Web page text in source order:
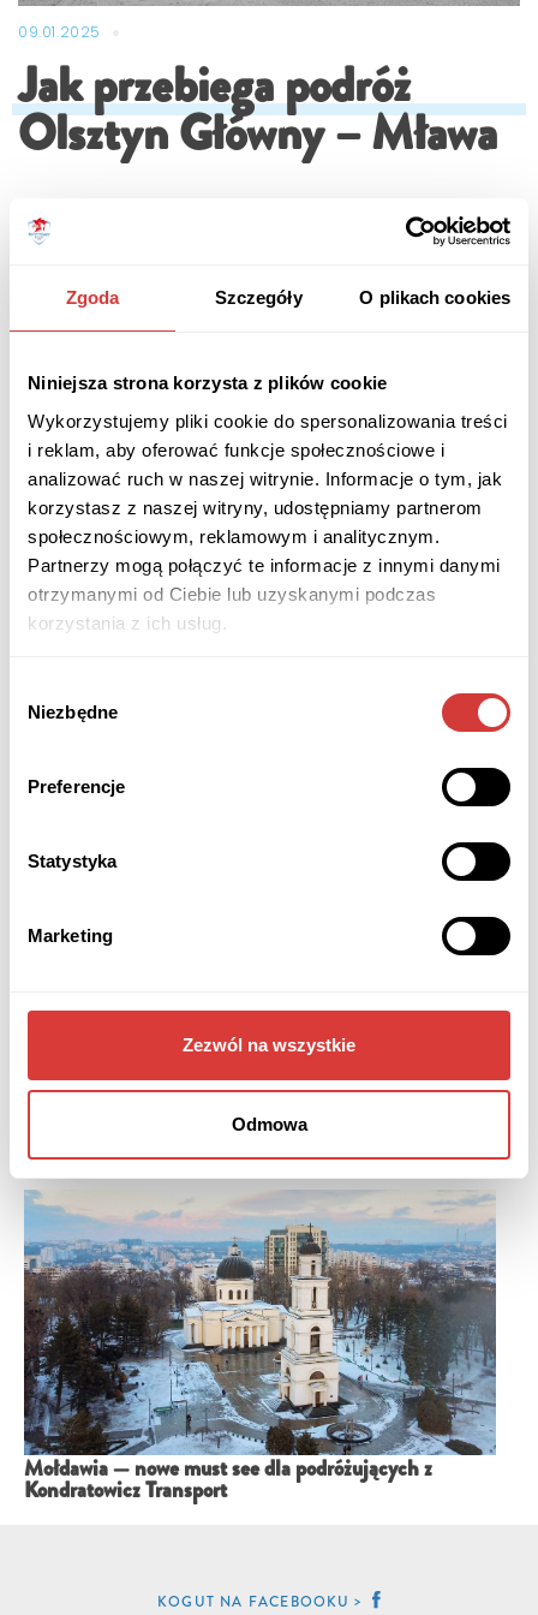
Zgoda Szczegóły O plikach cookies
Niniejsza strona korzysta z plików cookie
Wykorzystujemy pliki cookie do spersonalizowania treści
i reklam, aby oferować funkcje społecznościowe i
analizować ruch w naszej witrynie. Informacje o tym, jak
korzystasz z naszej witryny, udostępniamy partnerom
społecznościowym, reklamowym i analitycznym.
Partnerzy mogą połączyć te informacje z innymi danymi
otrzymanymi od Ciebie lub uzyskanymi podczas
korzystania z ich usług.
zgody
Niezbędne
Preferencje
Statystyka
Marketing
Zezwól na wszystkie
Odmowa
09.01.2025
Jak przebiega podróż
Olsztyn Główny – Mława
udostępnij
Węgry – busem odkrywamy na nowo kraj Puskasa i
Tokaju
Mołdawia — nowe must see dla podróżujących z
Kondratowicz Transport
KOGUT NA FACEBOOKU